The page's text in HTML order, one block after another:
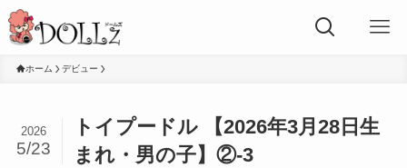
ホーム デビュー
トイプードル 【2026年3月28日生
まれ・男の子】②-3
2026
5/23